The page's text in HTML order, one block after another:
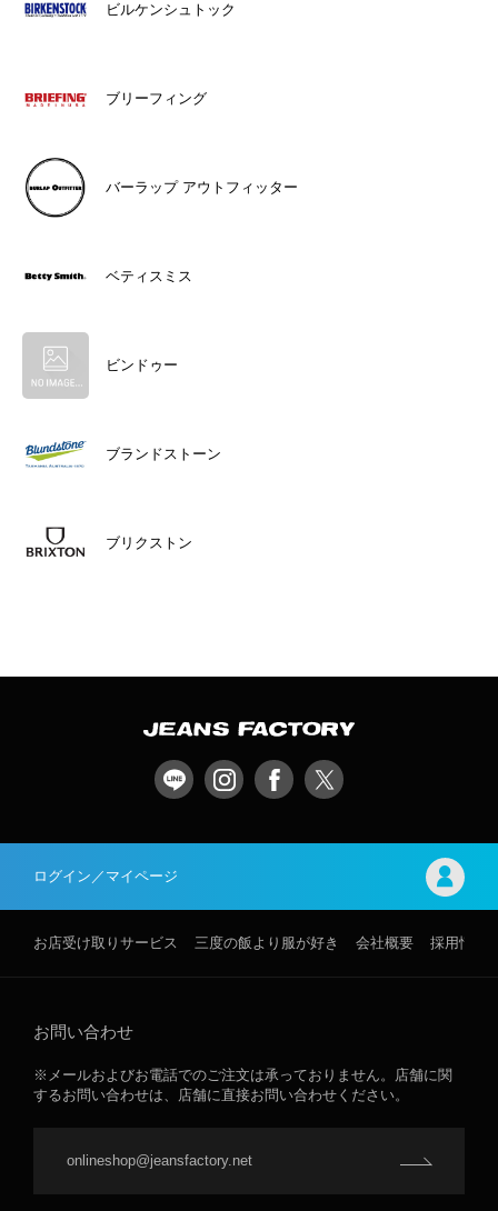
ビルケンシュトック
ブリーフィング
バーラップ アウトフィッター
ベティスミス
ビンドゥー
ブランドストーン
ブリクストン
ログイン／マイページ
お店受け取りサービス 三度の飯より服が好き 会社概要 採用情報
お問い合わせ
※メールおよびお電話でのご注文は承っておりません。店舗に関
するお問い合わせは、店舗に直接お問い合わせください。
onlineshop@jeansfactory.net